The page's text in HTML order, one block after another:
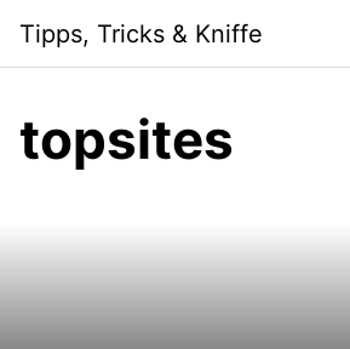
content
Tipps, Tricks & Kniffe
topsites